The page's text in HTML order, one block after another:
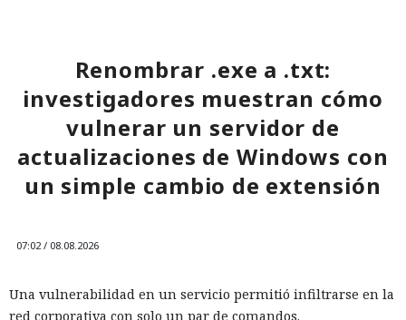
Renombrar .exe a .txt:
investigadores muestran cómo
vulnerar un servidor de
actualizaciones de Windows con
un simple cambio de extensión
07:02 / 08.08.2026
Una vulnerabilidad en un servicio permitió infiltrarse en la
red corporativa con solo un par de comandos.